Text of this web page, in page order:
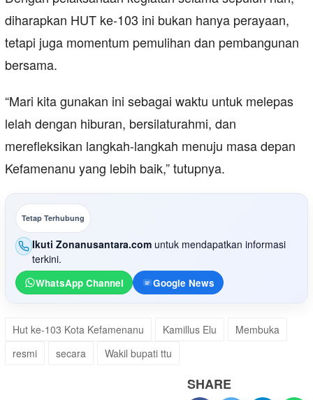
diharapkan HUT ke-103 ini bukan hanya perayaan,
tetapi juga momentum pemulihan dan pembangunan
bersama.
“Mari kita gunakan ini sebagai waktu untuk melepas
lelah dengan hiburan, bersilaturahmi, dan
merefleksikan langkah-langkah menuju masa depan
Kefamenanu yang lebih baik,” tutupnya.
Tetap Terhubung
Ikuti Zonanusantara.com untuk mendapatkan informasi
terkini.
WhatsApp Channel Google News
Hut ke-103 Kota Kefamenanu Kamillus Elu
Membuka
resmi
secara Wakil bupati ttu
SHARE